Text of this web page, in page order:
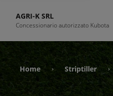
AGRI-K SRL
Concessionario autorizzato Kubota
Home › Striptiller ›